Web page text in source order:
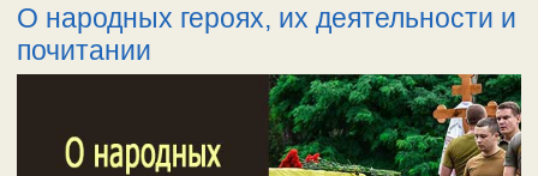
О народных героях, их деятельности и
почитании